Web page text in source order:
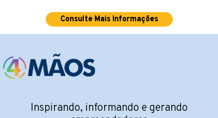
Consulte Mais Informações
Inspirando, informando e gerando